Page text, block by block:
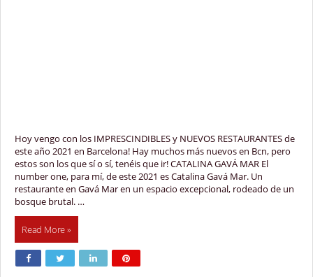
Hoy vengo con los IMPRESCINDIBLES y NUEVOS RESTAURANTES de
este año 2021 en Barcelona! Hay muchos más nuevos en Bcn, pero
estos son los que sí o sí, tenéis que ir! CATALINA GAVÁ MAR El
number one, para mí, de este 2021 es Catalina Gavá Mar. Un
restaurante en Gavá Mar en un espacio excepcional, rodeado de un
bosque brutal. …
Read More »